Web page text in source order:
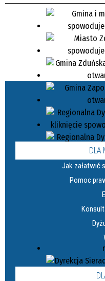
DLA
Jak załatwić
Pomoc